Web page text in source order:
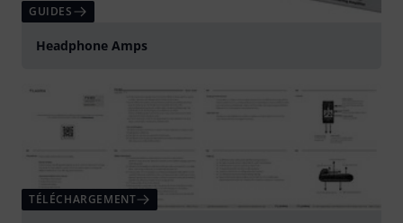
GUIDES
Headphone Amps
TÉLÉCHARGEMENT